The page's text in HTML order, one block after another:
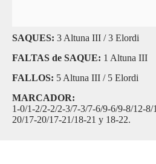
SAQUES: 3 Altuna III / 3 Elordi
FALTAS de SAQUE: 1 Altuna III
FALLOS: 5 Altuna III / 5 Elordi
MARCADOR:
1-0/1-2/2-2/2-3/7-3/7-6/9-6/9-8/12-
20/17-20/17-21/18-21 y 18-22.